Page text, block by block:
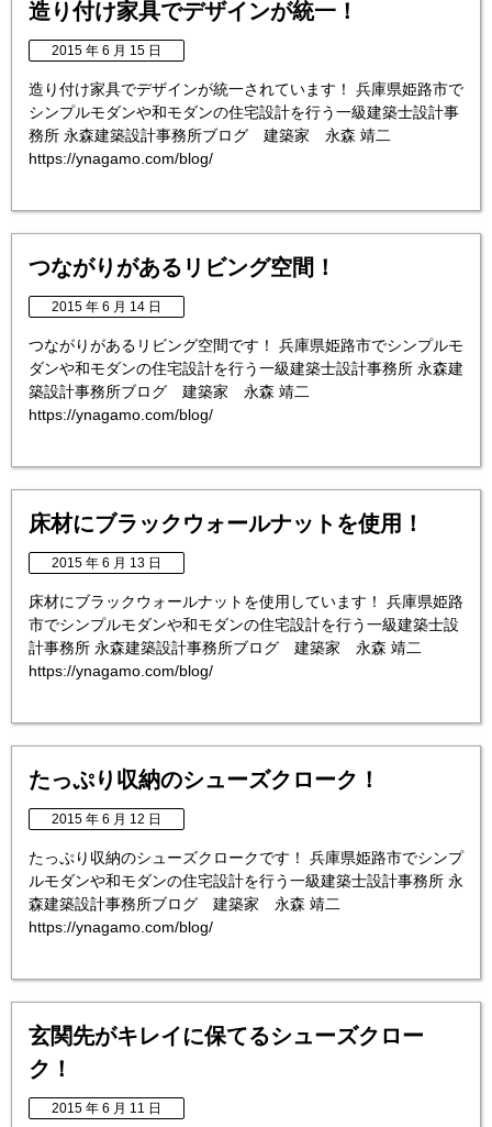
造り付け家具でデザインが統一！
2015 年 6 月 15 日
造り付け家具でデザインが統一されています！ 兵庫県姫路市で
シンプルモダンや和モダンの住宅設計を行う一級建築士設計事
務所 永森建築設計事務所ブログ 建築家 永森 靖二
https://ynagamo.com/blog/
つながりがあるリビング空間！
2015 年 6 月 14 日
つながりがあるリビング空間です！ 兵庫県姫路市でシンプルモ
ダンや和モダンの住宅設計を行う一級建築士設計事務所 永森建
築設計事務所ブログ 建築家 永森 靖二
https://ynagamo.com/blog/
床材にブラックウォールナットを使用！
2015 年 6 月 13 日
床材にブラックウォールナットを使用しています！ 兵庫県姫路
市でシンプルモダンや和モダンの住宅設計を行う一級建築士設
計事務所 永森建築設計事務所ブログ 建築家 永森 靖二
https://ynagamo.com/blog/
たっぷり収納のシューズクローク！
2015 年 6 月 12 日
たっぷり収納のシューズクロークです！ 兵庫県姫路市でシンプ
ルモダンや和モダンの住宅設計を行う一級建築士設計事務所 永
森建築設計事務所ブログ 建築家 永森 靖二
https://ynagamo.com/blog/
玄関先がキレイに保てるシューズクロー
ク！
2015 年 6 月 11 日